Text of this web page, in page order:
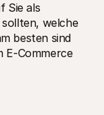
Play-Paketen
Sie als
welche
besten sind
E-Commerce